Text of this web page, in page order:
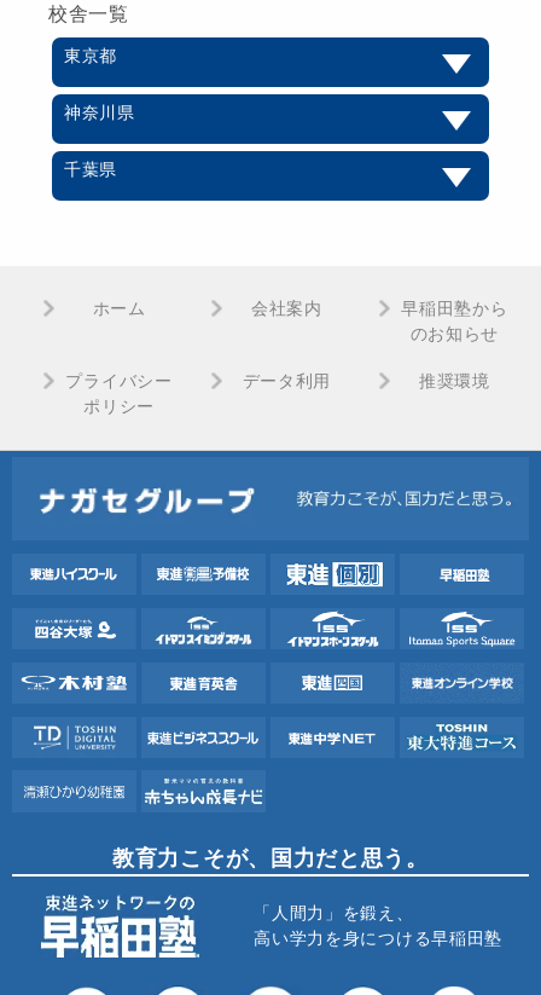
校舎一覧
東京都
神奈川県
千葉県
ホーム 会社案内
早稲田塾から
のお知らせ
プライバシー
ポリシー
データ利用 推奨環境
教育力こそが、国力だと思う。
「人間力」を鍛え、
高い学力を身につける早稲田塾